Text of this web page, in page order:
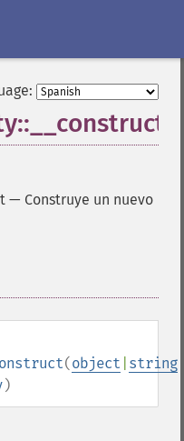
— Construye un nuevo
(object string
)